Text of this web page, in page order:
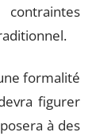
formalité
figurer
à des